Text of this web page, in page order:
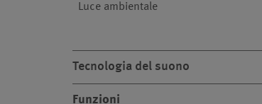
Luce ambientale
Tecnologia del suono
Funzioni